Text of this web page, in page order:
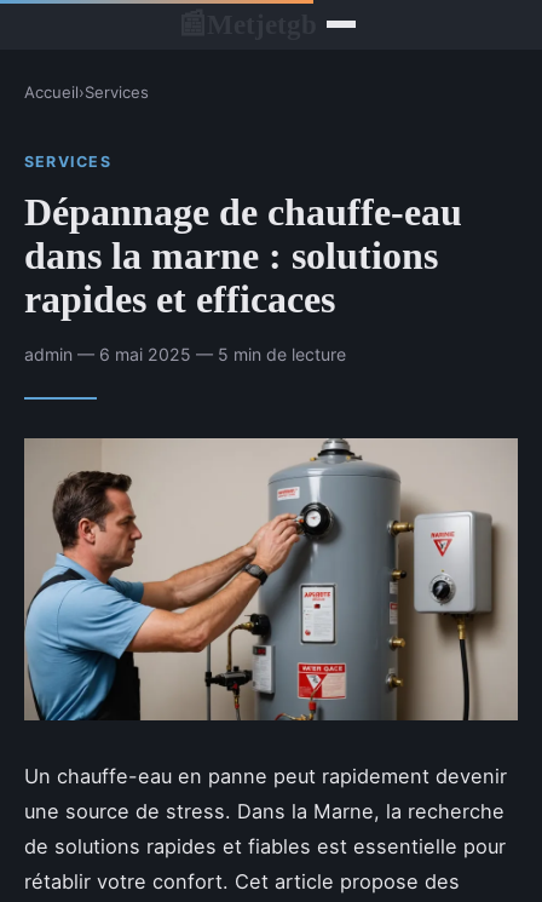
Accueil›Services
SERVICES
Dépannage de chauffe-eau
dans la marne : solutions
rapides et efficaces
admin — 6 mai 2025 — 5 min de lecture
Un chauffe-eau en panne peut rapidement devenir
une source de stress. Dans la Marne, la recherche
de solutions rapides et fiables est essentielle pour
rétablir votre confort. Cet article propose des